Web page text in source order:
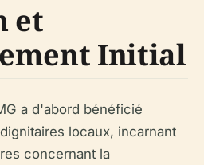
et
Initial
a d'abord bénéficié
locaux, incarnant
concernant la